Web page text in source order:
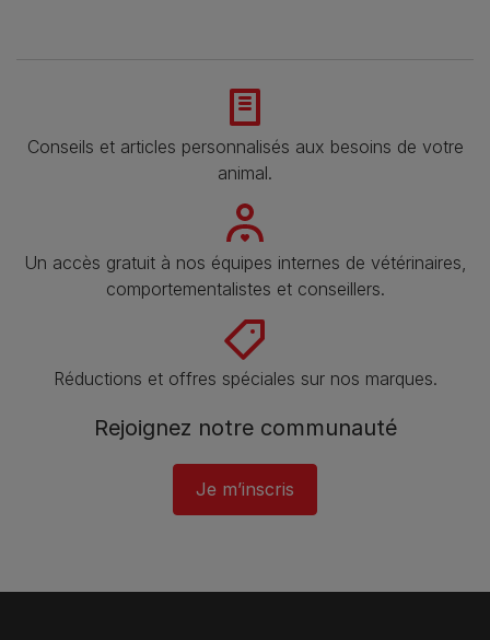
Conseils et articles personnalisés aux besoins de votre
animal​.
Un accès gratuit à nos équipes internes de vétérinaires,
comportementalistes et conseillers.
Réductions et offres spéciales sur nos marques.
Rejoignez notre communauté
Je m’inscris